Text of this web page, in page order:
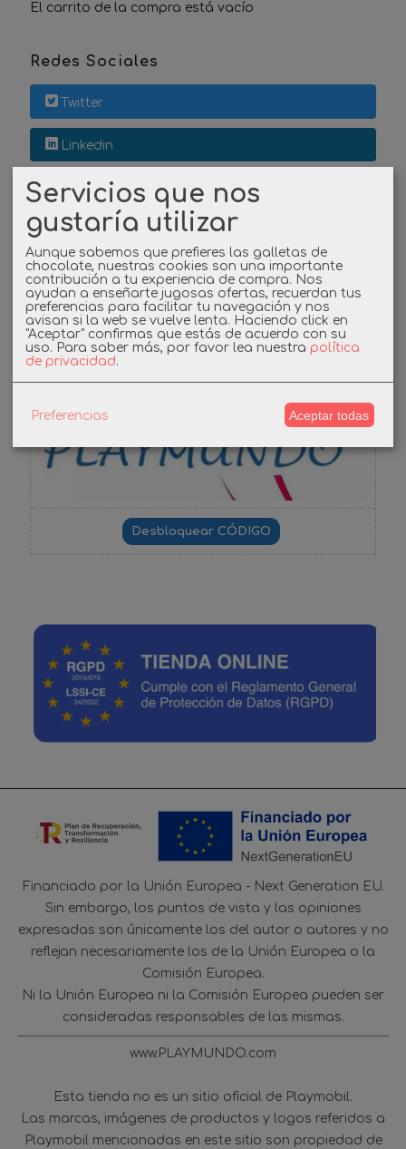
El carrito de la compra está vacío
Redes Sociales
Twitter
Linkedin
Instagram
Facebook
Cupones
DESCUENTO BIENVENIDA
Financiado por la Unión Europea - Next Generation EU.
Sin embargo, los puntos de vista y las opiniones
expresadas son únicamente los del autor o autores y no
reflejan necesariamente los de la Unión Europea o la
Comisión Europea.
Ni la Unión Europea ni la Comisión Europea pueden ser
consideradas responsables de las mismas.
www.PLAYMUNDO.com
Esta tienda no es un sitio oficial de Playmobil.
Las marcas, imágenes de productos y logos referidos a
Playmobil mencionadas en este sitio son propiedad de
Servicios que nos
gustaría utilizar
Aunque sabemos que prefieres las galletas de
chocolate, nuestras cookies son una importante
contribución a tu experiencia de compra. Nos
ayudan a enseñarte jugosas ofertas, recuerdan tus
preferencias para facilitar tu navegación y nos
avisan si la web se vuelve lenta. Haciendo click en
"Aceptar" confirmas que estás de acuerdo con su
uso. Para saber más, por favor lea nuestra política
de privacidad.
Preferencias Aceptar todas